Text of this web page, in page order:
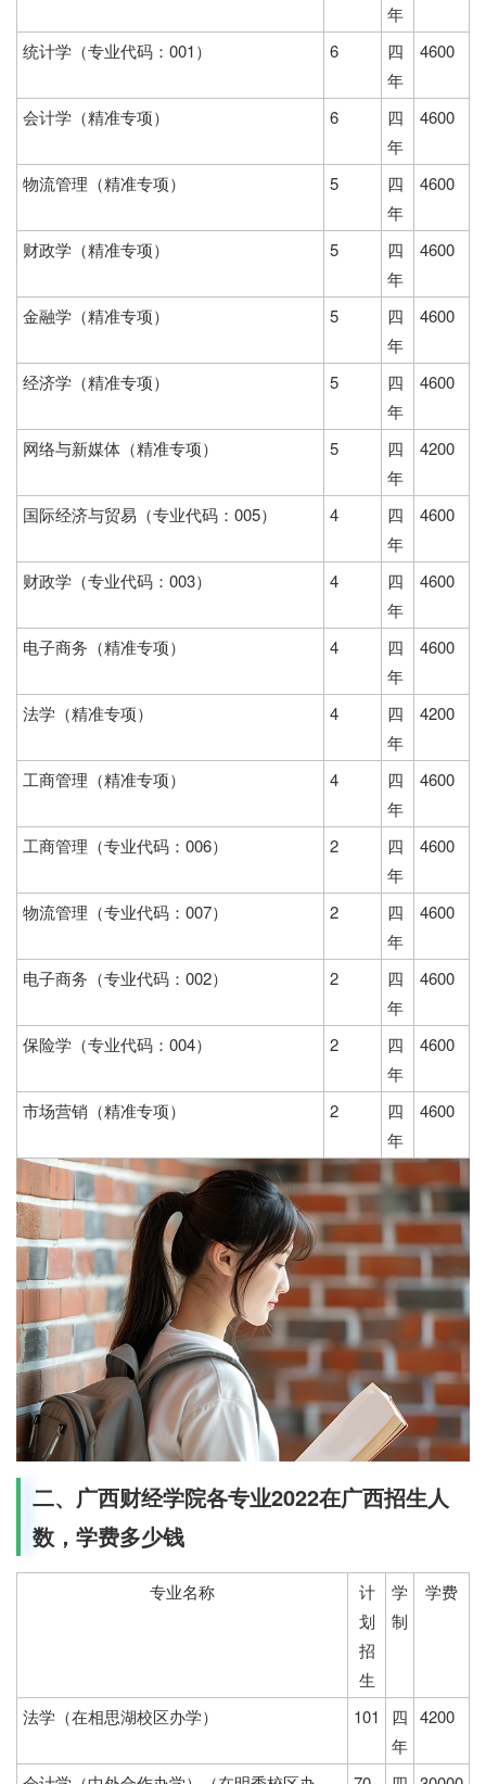
年
统计学（专业代码：001）
6
四
年
4600
会计学（精准专项） 6
四
年
4600
物流管理（精准专项） 5
四
年
4600
财政学（精准专项） 5
四
年
4600
金融学（精准专项） 5
四
年
4600
经济学（精准专项） 5
四
年
4600
网络与新媒体（精准专项） 5
四
年
4200
国际经济与贸易（专业代码：005） 4
四
年
4600
财政学（专业代码：003） 4
四
年
4600
电子商务（精准专项） 4
四
年
4600
法学（精准专项） 4
四
年
4200
工商管理（精准专项） 4
四
年
4600
工商管理（专业代码：006） 2
四
年
4600
物流管理（专业代码：007） 2
四
年
4600
电子商务（专业代码：002） 2
四
年
4600
保险学（专业代码：004） 2
四
年
4600
市场营销（精准专项） 2
四
年
4600
二、广西财经学院各专业2022在广西招生人
数，学费多少钱
专业名称
计
划
招
生
学
制
学费
法学（在相思湖校区办学） 101
四
年
4200